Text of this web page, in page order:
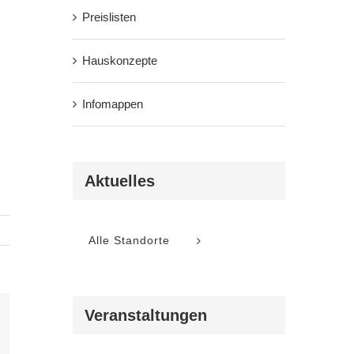
Preislisten
Hauskonzepte
Infomappen
Aktuelles
Alle Standorte
Veranstaltungen